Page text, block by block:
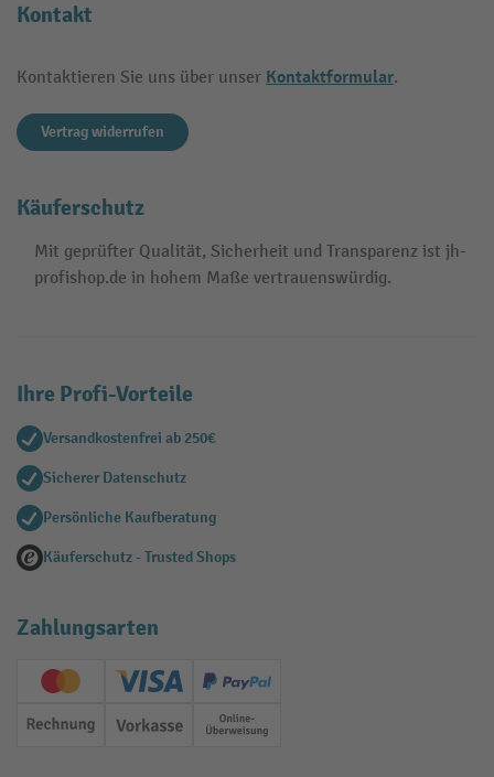
Kontakt
Kontaktieren Sie uns über unser Kontaktformular.
Vertrag widerrufen
Käuferschutz
Mit geprüfter Qualität, Sicherheit und Transparenz ist jh-
profishop.de in hohem Maße vertrauenswürdig.
Ihre Profi-Vorteile
Versandkostenfrei ab 250€
Sicherer Datenschutz
Persönliche Kaufberatung
Käuferschutz - Trusted Shops
Zahlungsarten
Creditcard (Master)Creditcard (Visa)
PayPal
Rechnung Vorkasse Online-Überweisung